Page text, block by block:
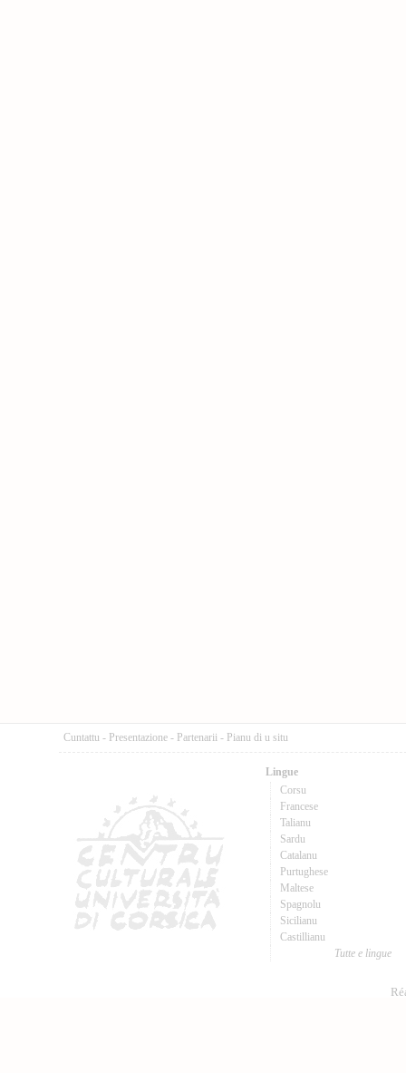
Cuntattu - Presentazione - Partenarii - Pianu di u situ
Lingue
Corsu
Francese
Talianu
Sardu
Catalanu
Purtughese
Maltese
Spagnolu
Sicilianu
Castillianu
Tutte e lingue